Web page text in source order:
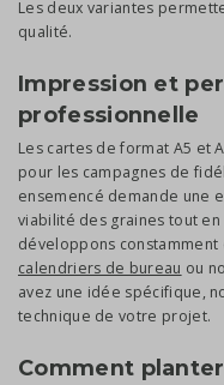
Les deux variantes
qualité.
Impression et
professionnelle
Les cartes de format A5 et
pour les campagnes de
ensemencé demande une
viabilité des graines tout
développons
calendriers de bureau ou
avez une idée spécifique,
technique de votre projet.
Comment